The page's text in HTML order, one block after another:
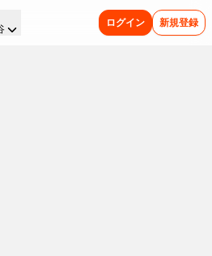
ログイン 新規登録